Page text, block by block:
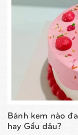
Bánh kem nào
hay Gấu dâu?